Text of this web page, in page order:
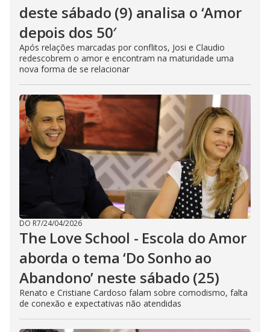
deste sábado (9) analisa o ‘Amor
depois dos 50′
Após relações marcadas por conflitos, Josi e Claudio
redescobrem o amor e encontram na maturidade uma
nova forma de se relacionar
DO R7/24/04/2026
The Love School - Escola do Amor
aborda o tema ‘Do Sonho ao
Abandono’ neste sábado (25)
Renato e Cristiane Cardoso falam sobre comodismo, falta
de conexão e expectativas não atendidas